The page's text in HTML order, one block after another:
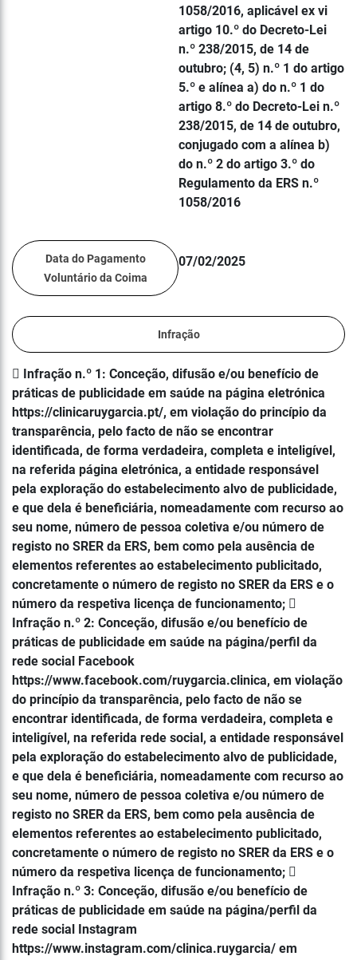
1058/2016, aplicável ex vi
artigo 10.º do Decreto-Lei
n.º 238/2015, de 14 de
outubro; (4, 5) n.º 1 do artigo
5.º e alínea a) do n.º 1 do
artigo 8.º do Decreto-Lei n.º
238/2015, de 14 de outubro,
conjugado com a alínea b)
do n.º 2 do artigo 3.º do
Regulamento da ERS n.º
1058/2016
Data do Pagamento
Voluntário da Coima
07/02/2025
Infração
 Infração n.º 1: Conceção, difusão e/ou benefício de
práticas de publicidade em saúde na página eletrónica
https://clinicaruygarcia.pt/, em violação do princípio da
transparência, pelo facto de não se encontrar
identificada, de forma verdadeira, completa e inteligível,
na referida página eletrónica, a entidade responsável
pela exploração do estabelecimento alvo de publicidade,
e que dela é beneficiária, nomeadamente com recurso ao
seu nome, número de pessoa coletiva e/ou número de
registo no SRER da ERS, bem como pela ausência de
elementos referentes ao estabelecimento publicitado,
concretamente o número de registo no SRER da ERS e o
número da respetiva licença de funcionamento; 
Infração n.º 2: Conceção, difusão e/ou benefício de
práticas de publicidade em saúde na página/perfil da
rede social Facebook
https://www.facebook.com/ruygarcia.clinica, em violação
do princípio da transparência, pelo facto de não se
encontrar identificada, de forma verdadeira, completa e
inteligível, na referida rede social, a entidade responsável
pela exploração do estabelecimento alvo de publicidade,
e que dela é beneficiária, nomeadamente com recurso ao
seu nome, número de pessoa coletiva e/ou número de
registo no SRER da ERS, bem como pela ausência de
elementos referentes ao estabelecimento publicitado,
concretamente o número de registo no SRER da ERS e o
número da respetiva licença de funcionamento; 
Infração n.º 3: Conceção, difusão e/ou benefício de
práticas de publicidade em saúde na página/perfil da
rede social Instagram
https://www.instagram.com/clinica.ruygarcia/ em